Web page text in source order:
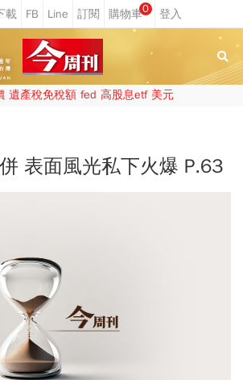
0
遺產稅免稅額 fed 高股息etf 美元
表面風光私下火爆 P.63